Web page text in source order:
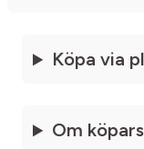
Köpa via
Om